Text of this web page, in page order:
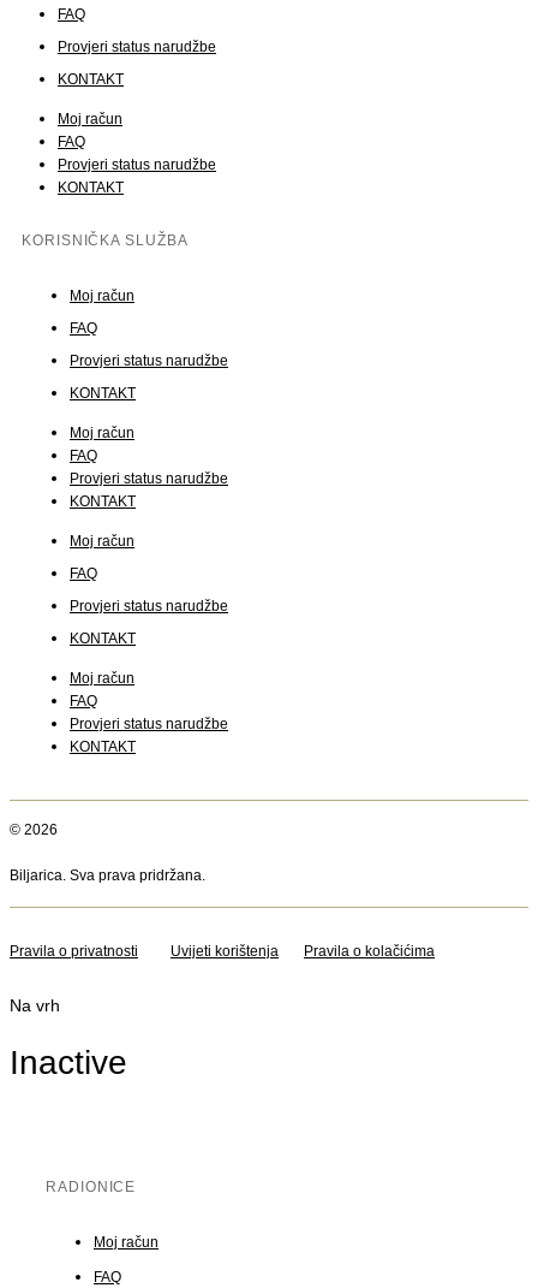
FAQ
Provjeri status narudžbe
KONTAKT
Moj račun
FAQ
Provjeri status narudžbe
KONTAKT
KORISNIČKA SLUŽBA
Moj račun
FAQ
Provjeri status narudžbe
KONTAKT
Moj račun
FAQ
Provjeri status narudžbe
KONTAKT
Moj račun
FAQ
Provjeri status narudžbe
KONTAKT
Moj račun
FAQ
Provjeri status narudžbe
KONTAKT
© 2026
Biljarica. Sva prava pridržana.
Pravila o privatnosti Uvijeti korištenja Pravila o kolačićima
Na vrh
Inactive
RADIONICE
Moj račun
FAQ